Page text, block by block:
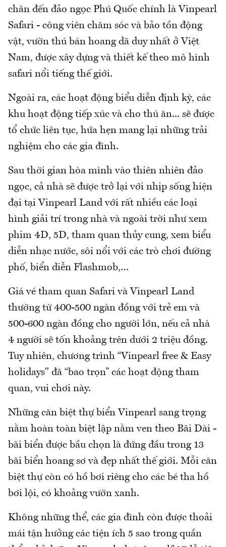
chân đến đảo ngọc Phú Quốc chính là Vinpearl
Safari - công viên chăm sóc và bảo tồn động
vật, vườn thú bán hoang dã duy nhất ở Việt
Nam, được xây dựng và thiết kế theo mô hình
safari nổi tiếng thế giới.
Ngoài ra, các hoạt động biểu diễn định kỳ, các
khu hoạt động tiếp xúc và cho thú ăn... sẽ được
tổ chức liên tục, hứa hẹn mang lại những trải
nghiệm cho các gia đình.
Sau thời gian hòa mình vào thiên nhiên đảo
ngọc, cả nhà sẽ được trở lại với nhịp sống hiện
đại tại Vinpearl Land với rất nhiều các loại
hình giải trí trong nhà và ngoài trời như xem
phim 4D, 5D, tham quan thủy cung, xem biểu
diễn nhạc nước, sôi nổi với các trò chơi đường
phố, biển diễn Flashmob,…
Giá vé tham quan Safari và Vinpearl Land
thường từ 400-500 ngàn đồng với trẻ em và
500-600 ngàn đồng cho người lớn, nếu cả nhà
4 người sẽ tốn khoảng trên dưới 2 triệu đồng.
Tuy nhiên, chương trình “Vinpearl free & Easy
holidays" đã “bao trọn” các hoạt động tham
quan, vui chơi này.
Những căn biệt thự biển Vinpearl sang trọng
nằm hoàn toàn biệt lập nằm ven theo Bãi Dài -
bãi biển được bầu chọn là đứng đầu trong 13
bãi biển hoang sơ và đẹp nhất thế giới. Mỗi căn
biệt thự còn có hồ bơi riêng cho các bé tha hồ
bơi lội, có khoảng vườn xanh.
Không những thể, các gia đình còn được thoải
mái tận hưởng các tiện ích 5 sao trong quần